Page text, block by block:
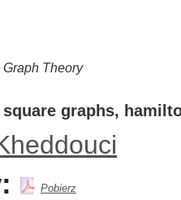
Theory
graphs,
Pobierz